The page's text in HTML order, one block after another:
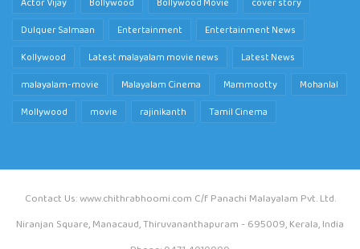
Dulquer Salmaan
Entertainment
Entertainment News
Kollywood
Latest malayalam movie news
Latest News
malayalam-movie
Malayalam Cinema Mammootty
Mohanlal
Mollywood
movie rajinikanth Tamil Cinema
Contact Us: www.chithrabhoomi.com C/f Panachi Malayalam Pvt. Ltd.
Niranjan Square, Manacaud, Thiruvananthapuram - 695009, Kerala, India